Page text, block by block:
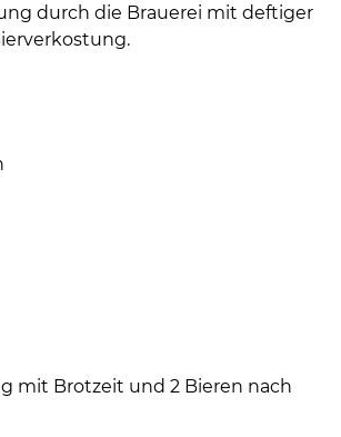
durch die Brauerei mit deftiger
mit Brotzeit und 2 Bieren nach